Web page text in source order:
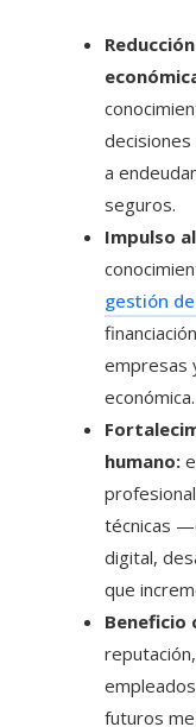
a
seguros.
Impulso
gestión
empresas
económica.
humano:
técnicas
digital,
que
futuros